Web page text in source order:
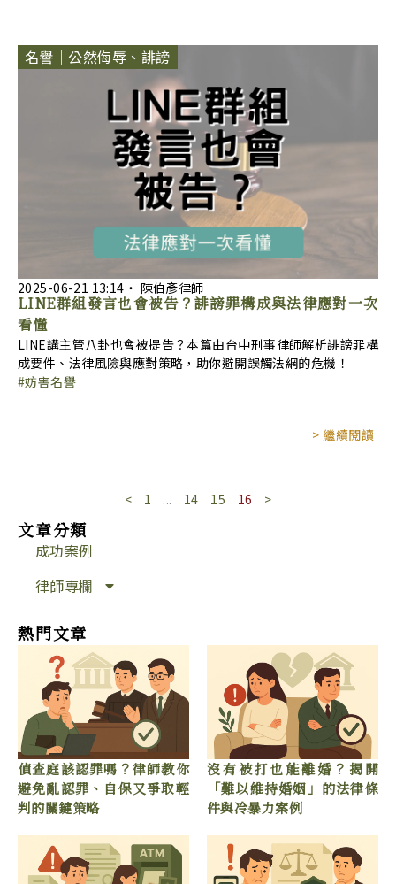
名譽｜公然侮辱、誹謗
2025-06-21 13:14 ‧ 陳伯彥律師
LINE群組發言也會被告？誹謗罪構成與法律應對一次
看懂
LINE講主管八卦也會被提告？本篇由台中刑事律師解析誹謗罪構
成要件、法律風險與應對策略，助你避開誤觸法網的危機！
妨害名譽
> 繼續閱讀
< 1 ... 14 15 16 >
文章分類
成功案例
律師專欄
熱門文章
偵查庭該認罪嗎？律師教你
避免亂認罪、自保又爭取輕
判的關鍵策略
沒有被打也能離婚？揭開
「難以維持婚姻」的法律條
件與冷暴力案例